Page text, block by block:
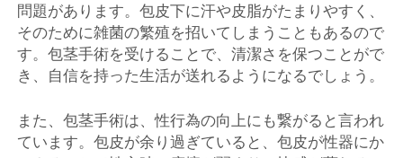
問題があります。包皮下に汗や皮脂がたまりやすく、
そのために雑菌の繁殖を招いてしまうこともあるので
す。包茎手術を受けることで、清潔さを保つことがで
き、自信を持った生活が送れるようになるでしょう。
また、包茎手術は、性行為の向上にも繋がると言われ
ています。包皮が余り過ぎていると、包皮が性器にか